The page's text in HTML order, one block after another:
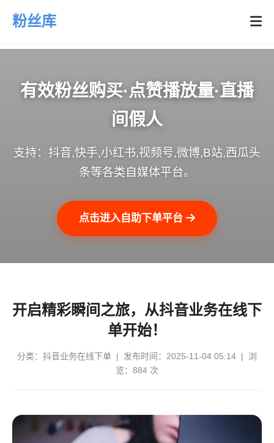
粉丝库
有效粉丝购买·点赞播放量·直播
间假人
支持：抖音,快手,小红书,视频号,微博,B站,西瓜头
条等各类自媒体平台。
点击进入自助下单平台
开启精彩瞬间之旅，从抖音业务在线下
单开始！
分类： 抖音业务在线下单 | 发布时间：2025-11-04 05:14 | 浏
览：884 次